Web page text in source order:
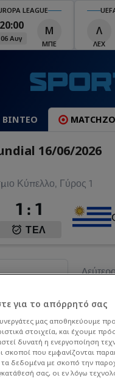
LEAGUE
20:00
06 Αυγ
Μ
ΜΠΕ
Λ
ΛΕΧ
ΒΙΝΤΕΟ
16/06/2026
Κύπελλο, Γύρος 1
1 : 1
ΤΕΛ
90+2'
90+2'
για το απόρρητό σας
μας αποθηκεύουμε
στοιχεία, και έχουμε
δυνατή η ενεργοποίηση
σκοποί που εμφανίζονται
τα δεδομένα με σκοπό την
σας, οι εν λόγω